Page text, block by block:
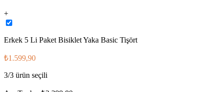
+
Erkek 5 Li Paket Bisiklet Yaka Basic Tişört
₺1.599,90
3/3 ürün seçili